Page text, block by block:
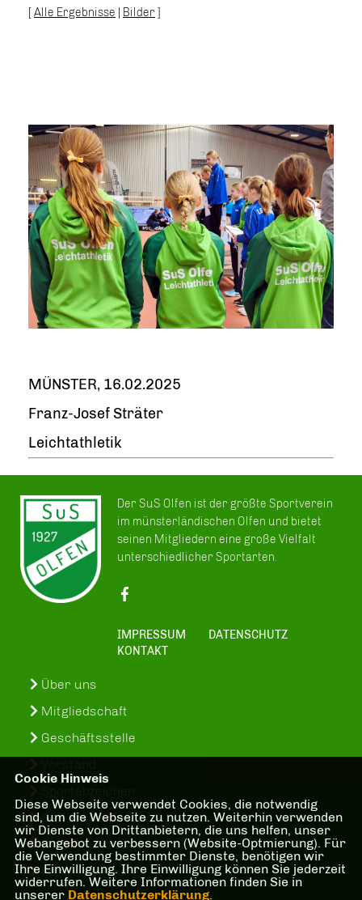
[Alle Ergebnisse Bilder ]
MÜNSTER, 16.02.2025
Franz-Josef Sträter
Leichtathletik
Der SuS Olfen ist der größte Sportverein
im münsterländischen Olfen und bietet
seinen Mitgliedern eine große Vielfalt
unterschiedlicher Sportarten.
IMPRESSUM
DATENSCHUTZ
KONTAKT
Über uns
Mitgliedschaft
Geschäftsstelle
Vorstand
Sportabzeichen
SuS-In-Treff
Kinder- und Jugenschutzkonzept
Bankverbindung
Cookie Hinweis
Diese Webseite verwendet Cookies, die notwendig
sind, um die Webseite zu nutzen. Weiterhin verwenden
wir Dienste von Drittanbietern, die uns helfen, unser
Webangebot zu verbessern (Website-Optmierung). Für
die Verwendung bestimmter Dienste, benötigen wir
Ihre Einwilligung. Ihre Einwilligung können Sie jederzeit
widerrufen. Weitere Informationen finden Sie in
unserer Datenschutzerklärung.